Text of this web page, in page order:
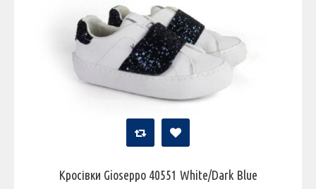
Кросівки Gioseppo 40551 White/Dark Blue